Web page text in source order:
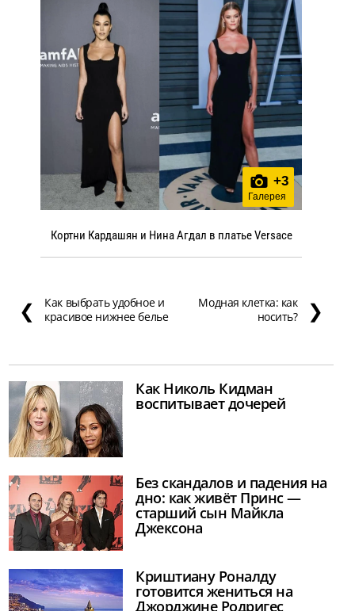
+3
Галерея
Кортни Кардашян и Нина Агдал в платье Versace
❮
Как выбрать удобное и
красивое нижнее белье
Модная клетка: как
носить?
❯
Как Николь Кидман
воспитывает дочерей
Без скандалов и падения на
дно: как живёт Принс —
старший сын Майкла
Джексона
Криштиану Роналду
готовится жениться на
Джорджине Родригес